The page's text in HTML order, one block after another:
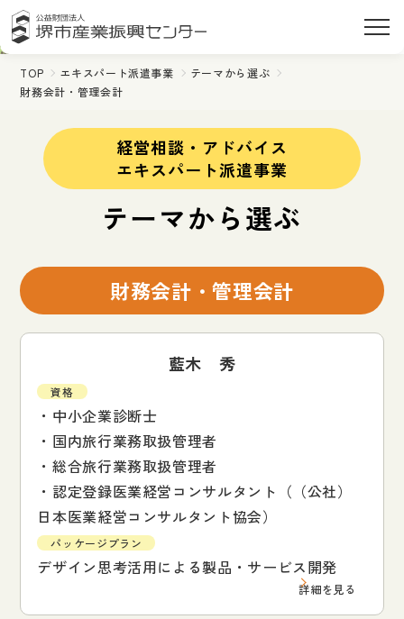
TOP エキスパート派遣事業
テーマから選ぶ
財務会計・管理会計
経営相談・アドバイス
エキスパート派遣事業
テーマから選ぶ
財務会計・管理会計
藍木 秀
資格
・中小企業診断士
・国内旅行業務取扱管理者
・総合旅行業務取扱管理者
・認定登録医業経営コンサルタント（（公社）
日本医業経営コンサルタント協会）
パッケージプラン
デザイン思考活用による製品・サービス開発
詳細を見る